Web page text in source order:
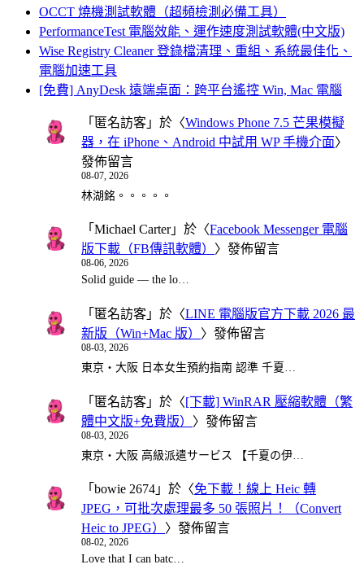
OCCT 燒機測試軟體（超頻檢測必備工具）
PerformanceTest 電腦效能、運作速度測試軟體(中文版)
Wise Registry Cleaner 登錄檔清理、重組、系統最佳化、
電腦加速工具
[免費] AnyDesk 遠端桌面：跨平台遙控 Win, Mac 電腦
「 匿名訪客 」於〈Windows Phone 7.5 芒果模擬
器，在 iPhone、Android 中試用 WP 手機介面〉
發佈留言
08-07, 2026
林湖銘。。。。。
「 Michael Carter」於〈Facebook Messenger 電腦
版下載（FB傳訊軟體） 〉發佈留言
08-06, 2026
Solid guide — the lo…
「 匿名訪客 」於〈LINE 電腦版官方下載 2026 最
新版（Win+Mac 版） 〉發佈留言
08-03, 2026
東京・大阪 日本女生預約指南 認準 千夏…
「 匿名訪客 」於〈[下載] WinRAR 壓縮軟體（繁
體中文版+免費版） 〉發佈留言
08-03, 2026
東京・大阪 高級派遣サービス 【千夏の伊…
「 bowie 2674 」於〈免下載！線上 Heic 轉
JPEG，可批次處理最多 50 張照片！（Convert
Heic to JPEG） 〉發佈留言
08-02, 2026
Love that I can batc…